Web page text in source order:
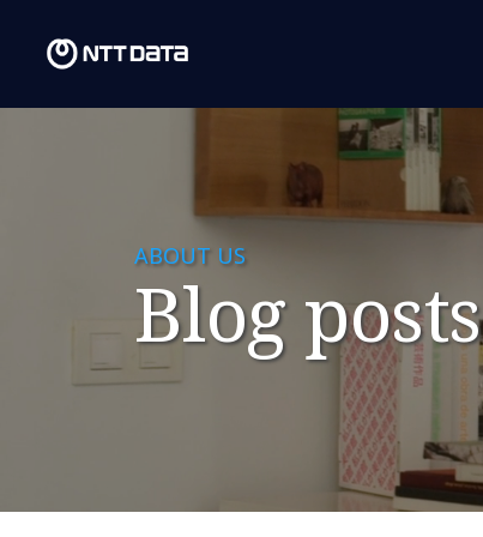
ABOUT US
Blog posts